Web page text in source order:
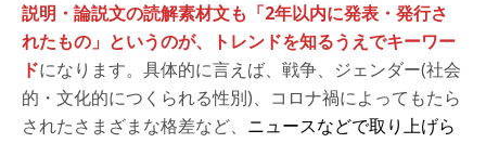
説明・論説文の読解素材文も「2年以内に発表・発行さ
れたもの」というのが、トレンドを知るうえでキーワー
ドになります。具体的に言えば、戦争、ジェンダー(社会
的・文化的につくられる性別)、コロナ禍によってもたら
されたさまざまな格差など、 ニュースなどで取り上げら